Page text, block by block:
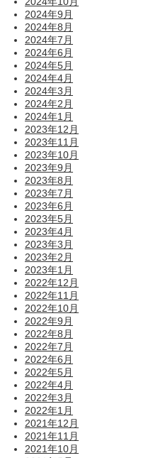
2024年9月
2024年8月
2024年7月
2024年6月
2024年5月
2024年4月
2024年3月
2024年2月
2024年1月
2023年12月
2023年11月
2023年10月
2023年9月
2023年8月
2023年7月
2023年6月
2023年5月
2023年4月
2023年3月
2023年2月
2023年1月
2022年12月
2022年11月
2022年10月
2022年9月
2022年8月
2022年7月
2022年6月
2022年5月
2022年4月
2022年3月
2022年1月
2021年12月
2021年11月
2021年10月